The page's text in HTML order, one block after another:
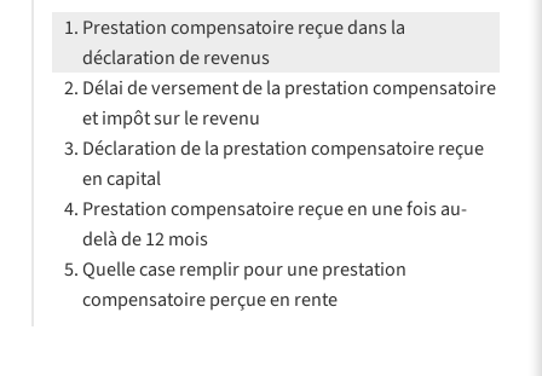
Prestation compensatoire reçue dans la
déclaration de revenus
Délai de versement de la prestation compensatoire
et impôt sur le revenu
Déclaration de la prestation compensatoire reçue
en capital
Prestation compensatoire reçue en une fois au-
delà de 12 mois
Quelle case remplir pour une prestation
compensatoire perçue en rente